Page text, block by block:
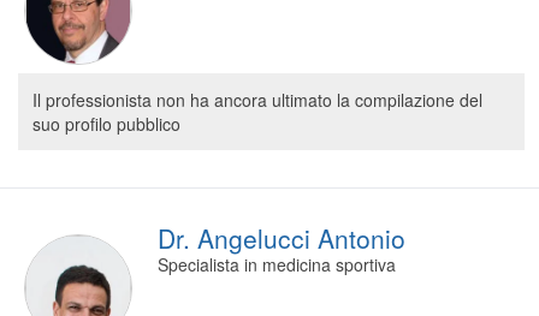
Il professionista non ha ancora ultimato la compilazione del
suo profilo pubblico
Dr. Angelucci Antonio
Specialista in medicina sportiva